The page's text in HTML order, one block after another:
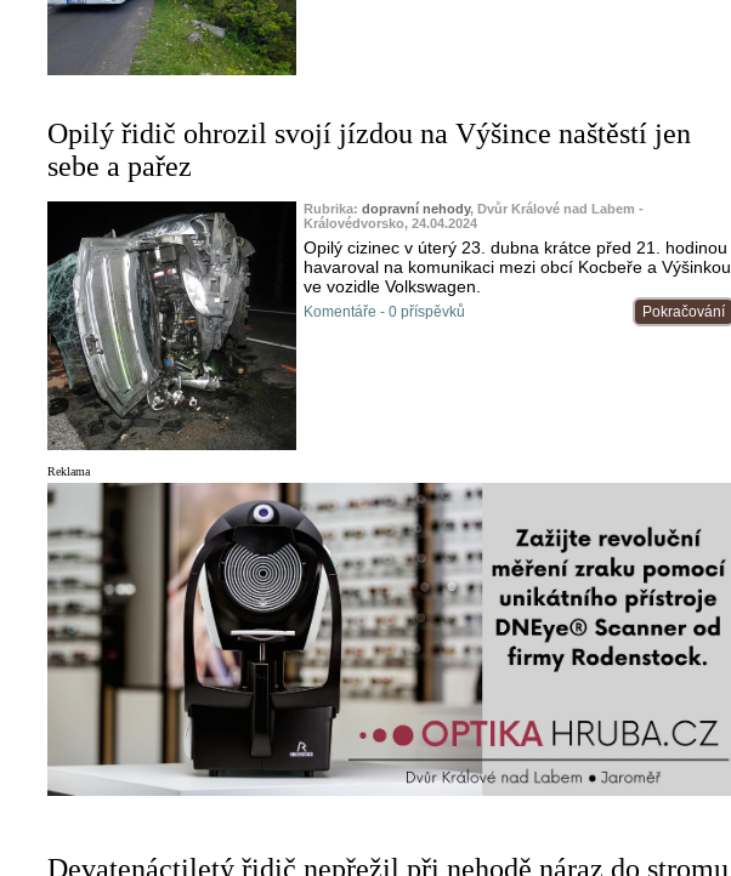
Opilý řidič ohrozil svojí jízdou na Výšince naštěstí jen
sebe a pařez
Rubrika: dopravní nehody, Dvůr Králové nad Labem -
Královédvorsko, 24.04.2024
Opilý cizinec v úterý 23. dubna krátce před 21. hodinou
havaroval na komunikaci mezi obcí Kocbeře a Výšinkou
ve vozidle Volkswagen.
Pokračování
Komentáře - 0 příspěvků
Reklama
Devatenáctiletý řidič nepřežil při nehodě náraz do stromu